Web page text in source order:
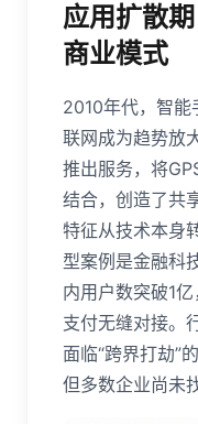
应用扩散
商业模式
2010年代，智能
联网成为趋势放
推出服务，将
结合，创造了共
特征从技术本身
型案例是金融科
内用户数突破1
支付无缝对接。
面临“跨界打劫”
但多数企业尚未